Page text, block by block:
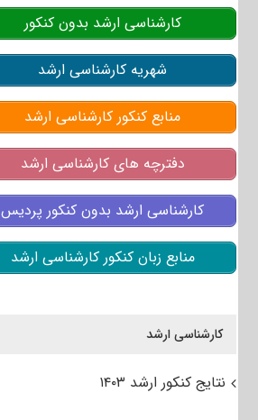
کارشناسی ارشد بدون کنکور
شهریه کارشناسی ارشد
منابع کنکور کارشناسی ارشد
دفترچه های کارشناسی ارشد
کارشناسی ارشد بدون کنکور پردیس
منابع زبان کنکور کارشناسی ارشد
کارشناسی ارشد
نتایج کنکور ارشد ۱۴۰۳